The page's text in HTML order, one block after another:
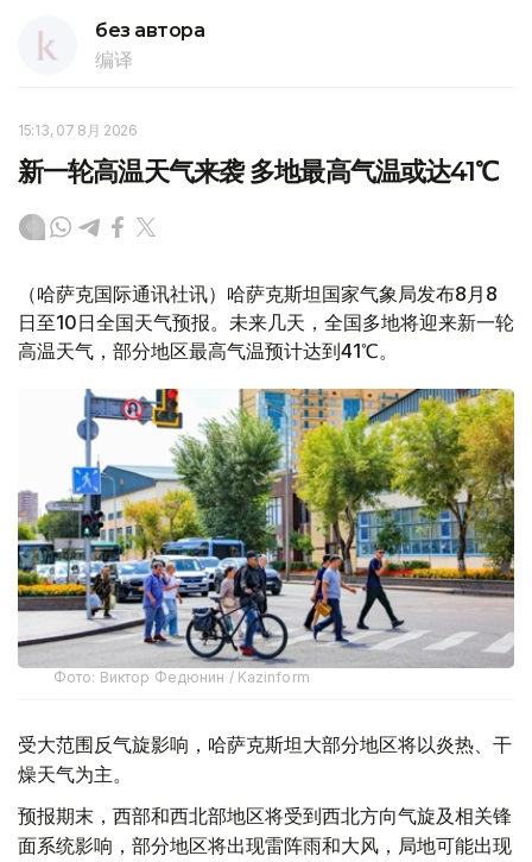
без автора
编译
15:13, 07 8月 2026
新一轮高温天气来袭 多地最高气温或达41℃
（哈萨克国际通讯社讯）哈萨克斯坦国家气象局发布8月8
日至10日全国天气预报。未来几天，全国多地将迎来新一轮
高温天气，部分地区最高气温预计达到41℃。
Фото: Виктор Федюнин / Kazinform
受大范围反气旋影响，哈萨克斯坦大部分地区将以炎热、干
燥天气为主。
预报期末，西部和西北部地区将受到西北方向气旋及相关锋
面系统影响，部分地区将出现雷阵雨和大风，局地可能出现